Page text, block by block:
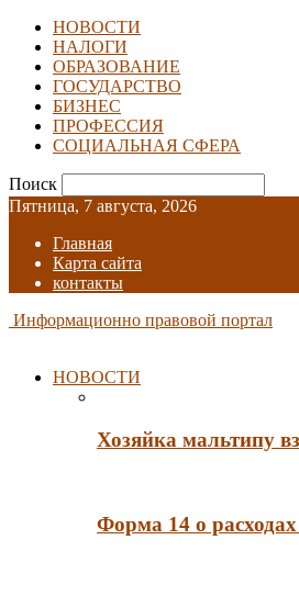
НОВОСТИ
НАЛОГИ
ОБРАЗОВАНИЕ
ГОСУДАРСТВО
БИЗНЕС
ПРОФЕССИЯ
СОЦИАЛЬНАЯ СФЕРА
Поиск
Пятница, 7 августа, 2026
Главная
Карта сайта
контакты
Информационно правовой портал
НОВОСТИ
Хозяйка мальтипу
Форма 14 о